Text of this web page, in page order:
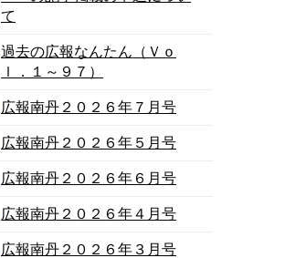
て
過去の広報なんたん（Ｖｏ
ｌ．１～９７）
広報南丹２０２６年７月号
広報南丹２０２６年５月号
広報南丹２０２６年６月号
広報南丹２０２６年４月号
広報南丹２０２６年３月号